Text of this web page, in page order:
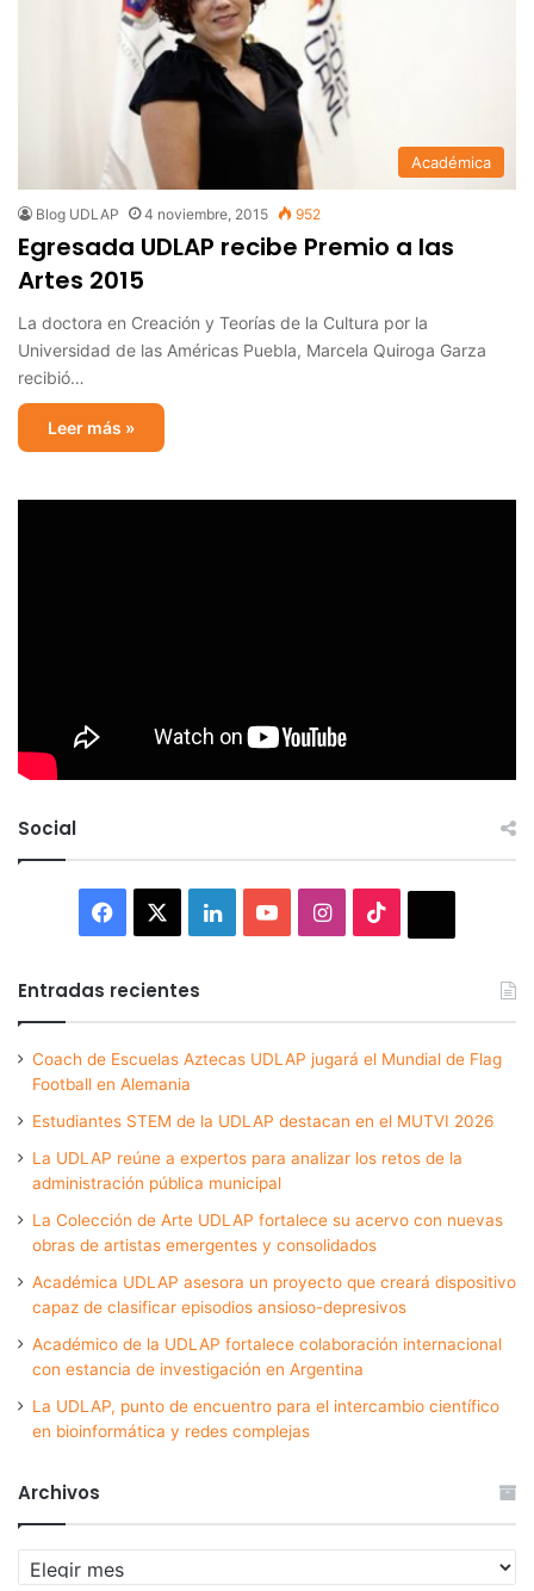
Académica
Blog UDLAP 4 noviembre, 2015 952
Egresada UDLAP recibe Premio a las
Artes 2015
La doctora en Creación y Teorías de la Cultura por la
Universidad de las Américas Puebla, Marcela Quiroga Garza
recibió…
Leer más »
Social
Facebook LinkedInYouTubeInstagram
Entradas recientes
Coach de Escuelas Aztecas UDLAP jugará el Mundial de Flag
Football en Alemania
Estudiantes STEM de la UDLAP destacan en el MUTVI 2026
La UDLAP reúne a expertos para analizar los retos de la
administración pública municipal
La Colección de Arte UDLAP fortalece su acervo con nuevas
obras de artistas emergentes y consolidados
Académica UDLAP asesora un proyecto que creará dispositivo
capaz de clasificar episodios ansioso-depresivos
Académico de la UDLAP fortalece colaboración internacional
con estancia de investigación en Argentina
La UDLAP, punto de encuentro para el intercambio científico
en bioinformática y redes complejas
Archivos
Archivos